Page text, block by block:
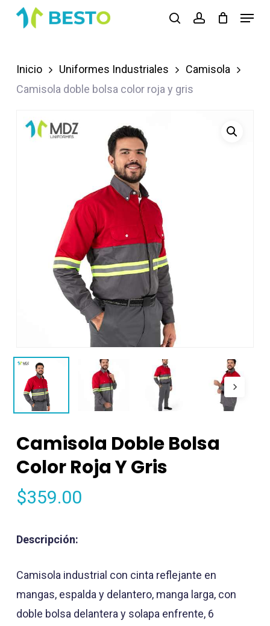
Skip
content
searchaccount
Menu
Inicio Uniformes Industriales
Camisola
Camisola doble bolsa color roja y gris
Camisola Doble Bolsa
Color Roja Y Gris
$359.00
Descripción:
Camisola industrial con cinta reflejante en
mangas, espalda y delantero, manga larga, con
doble bolsa delantera y solapa enfrente, 6